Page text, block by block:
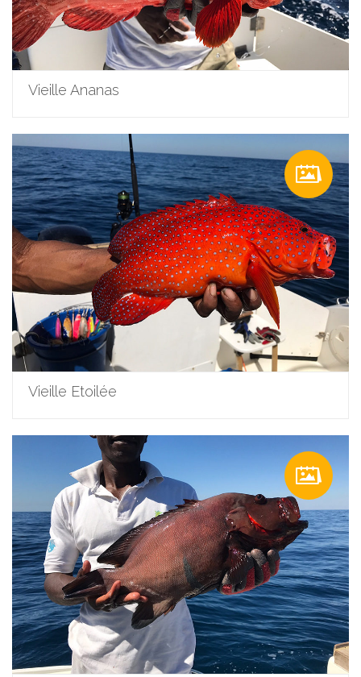
Vieille Ananas
Vieille Etoilée